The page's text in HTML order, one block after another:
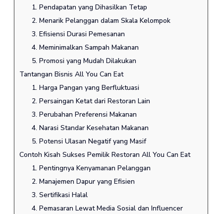
1. Pendapatan yang Dihasilkan Tetap
2. Menarik Pelanggan dalam Skala Kelompok
3. Efisiensi Durasi Pemesanan
4. Meminimalkan Sampah Makanan
5. Promosi yang Mudah Dilakukan
Tantangan Bisnis All You Can Eat
1. Harga Pangan yang Berfluktuasi
2. Persaingan Ketat dari Restoran Lain
3. Perubahan Preferensi Makanan
4. Narasi Standar Kesehatan Makanan
5. Potensi Ulasan Negatif yang Masif
Contoh Kisah Sukses Pemilik Restoran All You Can Eat
1. Pentingnya Kenyamanan Pelanggan
2. Manajemen Dapur yang Efisien
3. Sertifikasi Halal
4. Pemasaran Lewat Media Sosial dan Influencer